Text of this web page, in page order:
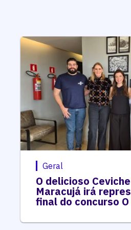
Geral
O delicioso
Maracujá irá
final do concurso